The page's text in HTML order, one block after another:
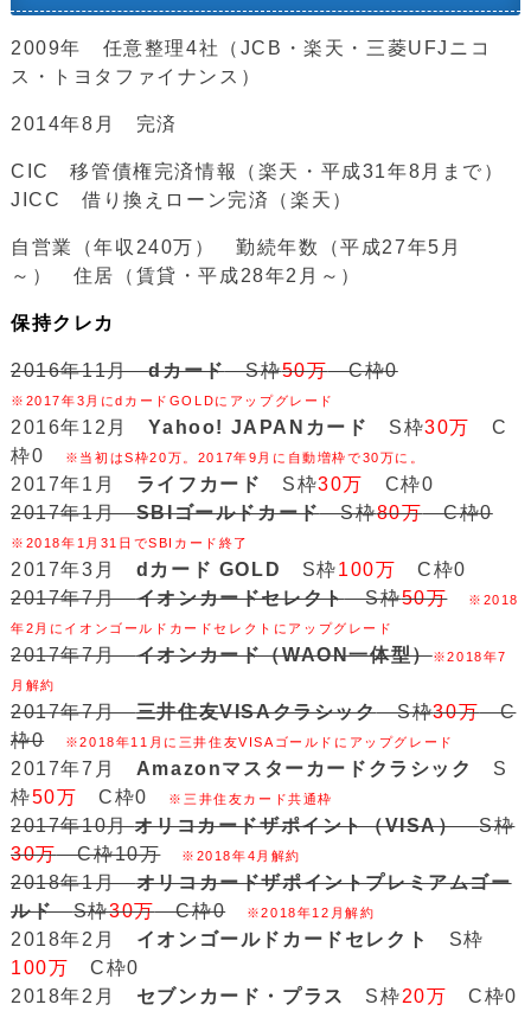
2009年 任意整理4社（JCB・楽天・三菱UFJニコ
ス・トヨタファイナンス）
2014年8月 完済
CIC 移管債権完済情報（楽天・平成31年8月まで）
JICC 借り換えローン完済（楽天）
自営業（年収240万） 勤続年数（平成27年5月
～） 住居（賃貸・平成28年2月～）
保持クレカ
2016年11月dカードS枠50万C枠0
※2017年3月にdカードGOLDにアップグレード
2016年12月Yahoo! JAPANカード S枠30万
C
枠0
※当初はS枠20万。2017年9月に自動増枠で30万に。
2017年1月 ライフカード S枠30万
C枠0
2017年1月SBIゴールドカードS枠80万C枠0
※2018年1月31日でSBIカード終了
2017年3月 dカード GOLD S枠100万 C枠0
2017年7月イオンカードセレクトS枠50万
※2018
年2月にイオンゴールドカードセレクトにアップグレード
2017年7月イオンカード（WAON一体型）※2018年7
月解約
2017年7月三井住友VISAクラシックS枠30万C
枠0
※2018年11月に三井住友VISAゴールドにアップグレード
2017年7月 Amazonマスターカードクラシック
S
枠50万 C枠0 ※三井住友カード共通枠
2017年10月オリコカードザポイント（VISA）S枠
30万C枠10万 ※2018年4月解約
2018年1月オリコカードザポイントプレミアムゴー
ルドS枠30万C枠0 ※2018年12月解約
2018年2月 イオンゴールドカードセレクト
S枠
100万 C枠0
2018年2月 セブンカード・プラス S枠20万 C枠0